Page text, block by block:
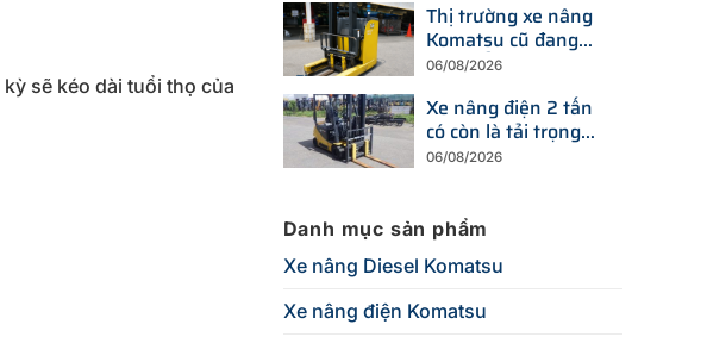
kỳ sẽ kéo dài tuổi thọ của
chi phí?
Thị trường xe nâng
Komatsu cũ đang
thay đổi ra sao trước
thiết bị mới?
06/08/2026
Xe nâng điện 2 tấn
có còn là tải trọng
được doanh nghiệp
06/08/2026
Danh mục sản phẩm
Xe nâng Diesel Komatsu
Xe nâng điện Komatsu